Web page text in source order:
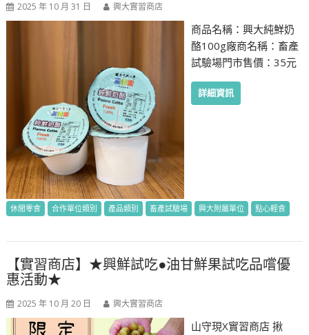
2025 年 10 月 31 日 興大實習商店
商品名稱：興大純鮮奶
酪100g廠商名稱：畜產
試驗場門市售價：35元
詳細資訊
休閒零食 合作單位類別 產品類別 畜產試驗場 興大附屬單位 點心輕食
【實習商店】★興鮮試吃●油甘鮮果試吃品嚐優
惠活動★
2025 年 10 月 20 日 興大實習商店
山守現X實習商店 揪